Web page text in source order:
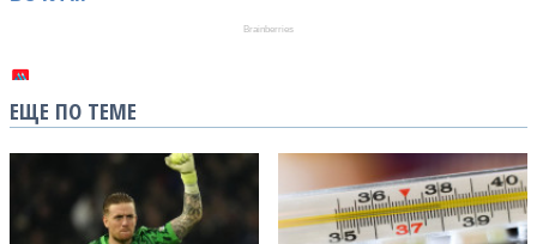
ЕЩЕ ПО ТЕМЕ